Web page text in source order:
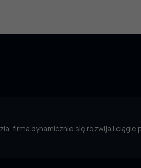
firma dynamicznie się rozwija i ciągle